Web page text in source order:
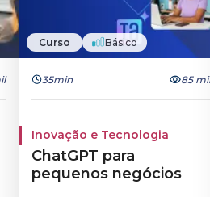
Curso Básico
35min 85 mil
Inovação e Tecnologia
ChatGPT para
pequenos negócios